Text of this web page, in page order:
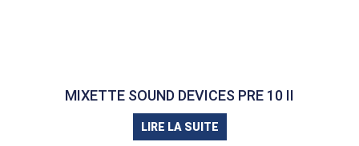
MIXETTE SOUND DEVICES PRE 10 II
LIRE LA SUITE